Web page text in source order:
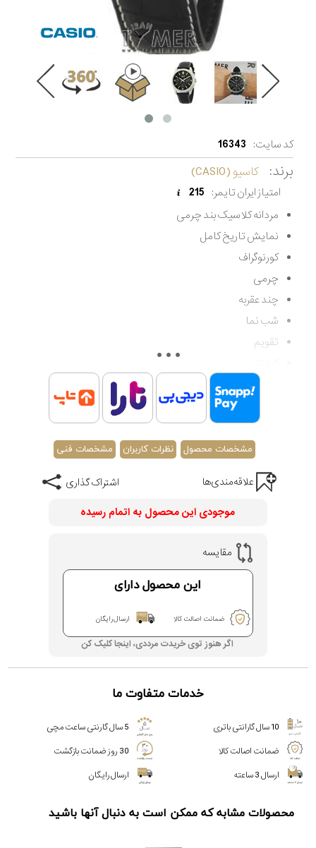
کد سایت: 16343
برند: کاسیو (CASIO)
امتیاز ایران تایمر: 215
مردانه کلاسیک بند چرمی
نمایش تاریخ کامل
کورنوگراف
چرمی
چند عقربه
شب نما
تقویم
کلاسیک
مقاوم در برابر آب تا 50 متر
اصالت کشور ژاپن
گارانتی مادام العمر اصالت کالا
مشخصات محصول نظرات کاربران مشخصات فنی
اشتراک گذاری
علاقه‌مندی‌ها
موجودی این محصول به اتمام رسیده
مقایسه
این محصول دارای
ضمانت اصالت کالا ارسال رایگان
اگر هنوز توی خریدت مرددی، اینجا کلیک کن
خدمات متفاوت ما
10 سال گارانتی باتری
5 سال گارنتی ساعت مچی
ضمانت اصالت کالا
30 روز ضمانت بازگشت
ارسال 3 ساعته
ارسال رایگان
محصولات مشابه که ممکن است به دنبال آنها باشید